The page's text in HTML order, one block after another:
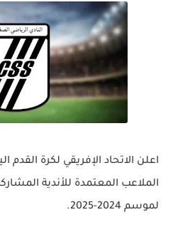
اعلن الاتحاد الإفريقي لكرة القدم
الملاعب المعتمدة للأندية
لموسم 2024-2025.